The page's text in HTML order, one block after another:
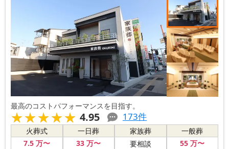
最高のコストパフォーマンスを目指す。
★★★★★
★★★★★ 4.95 173件
火葬式
7.5万〜
一日葬
33 万〜
家族葬
要相談
一般葬
55 万〜